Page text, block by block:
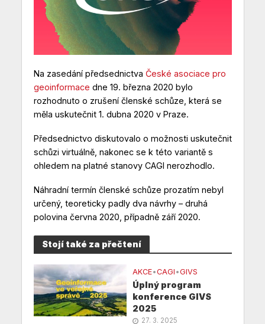
Na zasedání předsednictva České asociace pro
geoinformace dne 19. března 2020 bylo
rozhodnuto o zrušení členské schůze, která se
měla uskutečnit 1. dubna 2020 v Praze.
Předsednictvo diskutovalo o možnosti uskutečnit
schůzi virtuálně, nakonec se k této variantě s
ohledem na platné stanovy CAGI nerozhodlo.
Náhradní termín členské schůze prozatím nebyl
určený, teoreticky padly dva návrhy – druhá
polovina června 2020, případně září 2020.
Stojí také za přečtení
AKCE•CAGI •GIVS
Úplný program
konference GIVS
2025
27. 3. 2025